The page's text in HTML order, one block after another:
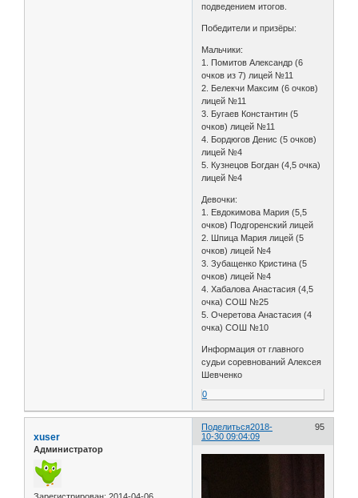
подведением итогов.
Победители и призёры:
Мальчики:
1. Помитов Александр (6
очков из 7) лицей №11
2. Белекчи Максим (6 очков)
лицей №11
3. Бугаев Константин (5
очков) лицей №11
4. Бордюгов Денис (5 очков)
лицей №4
5. Кузнецов Богдан (4,5 очка)
лицей №4
Девочки:
1. Евдокимова Мария (5,5
очков) Подгоренский лицей
2. Шпица Мария лицей (5
очков) лицей №4
3. Зубащенко Кристина (5
очков) лицей №4
4. Хабалова Анастасия (4,5
очка) СОШ №25
5. Очеретова Анастасия (4
очка) СОШ №10
Информация от главного
судьи соревнований Алексея
Шевченко
0
Поделиться 95
2018-
10-30 09:04:09
xuser
Администратор
Зарегистрирован: 2014-04-06